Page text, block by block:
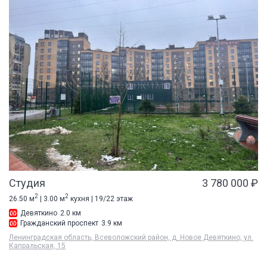
Студия 3 780 000 ₽
26.50 м2 | 3.00 м2 кухня | 19/22 этаж
Девяткино 2.0 км
Гражданский проспект 3.9 км
Ленинградская область, Всеволожский район, д. Новое Девяткино, ул.
Капральская, 15